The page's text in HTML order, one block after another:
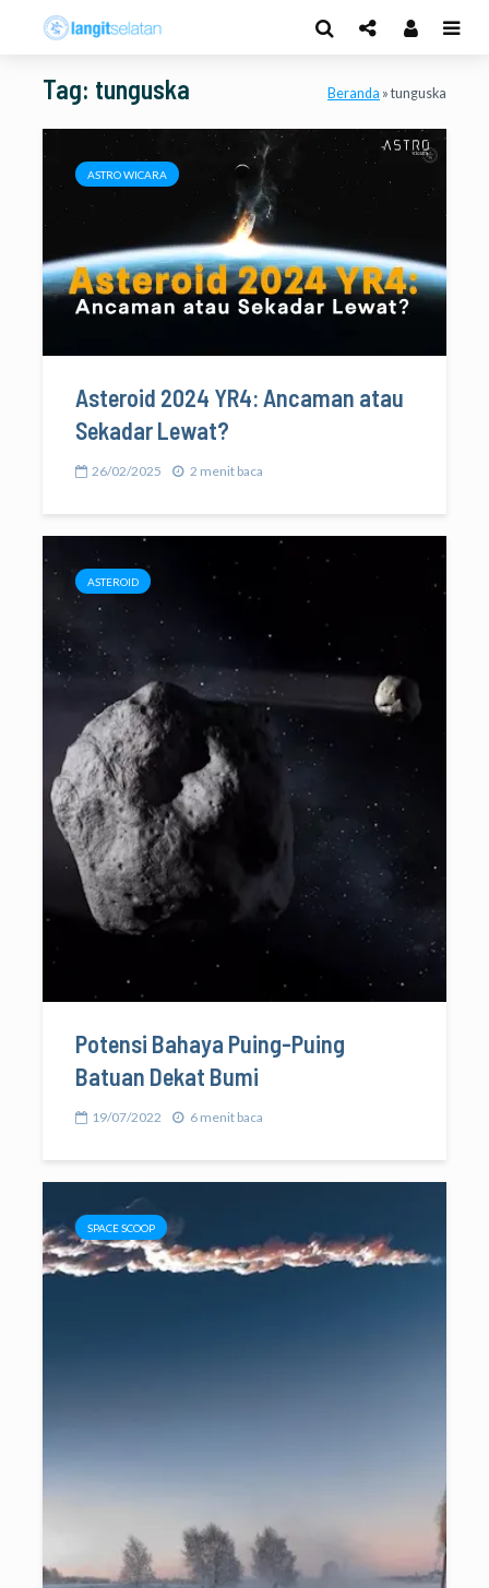
Tag: tunguska Beranda » tunguska
ASTRO WICARA
Asteroid 2024 YR4: Ancaman atau
Sekadar Lewat?
26/02/2025 2 menit baca
ASTEROID
Potensi Bahaya Puing-Puing
Batuan Dekat Bumi
19/07/2022 6 menit baca
SPACE SCOOP